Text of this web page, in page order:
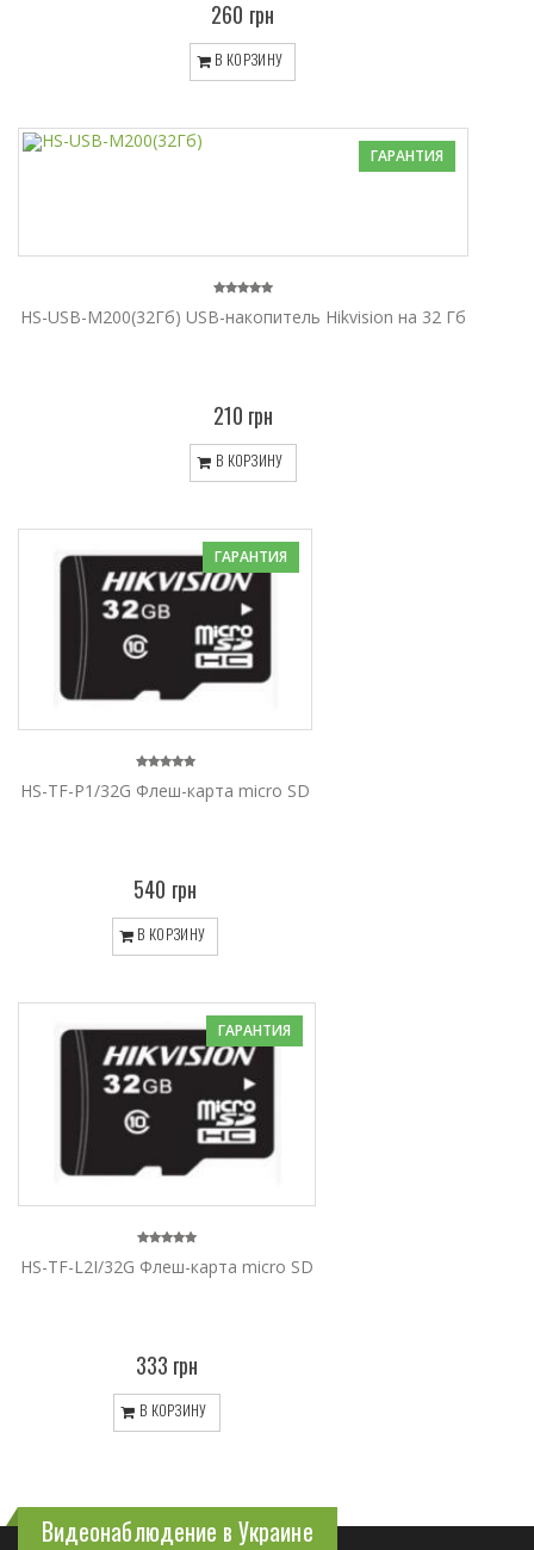
260 грн
В КОРЗИНУ
ГАРАНТИЯ
HS-USB-M200(32Гб) USB-накопитель Hikvision на 32 Гб
210 грн
В КОРЗИНУ
ГАРАНТИЯ
HS-TF-P1/32G Флеш-карта micro SD
540 грн
В КОРЗИНУ
ГАРАНТИЯ
HS-TF-L2I/32G Флеш-карта micro SD
333 грн
В КОРЗИНУ
Видеонаблюдение в Украине